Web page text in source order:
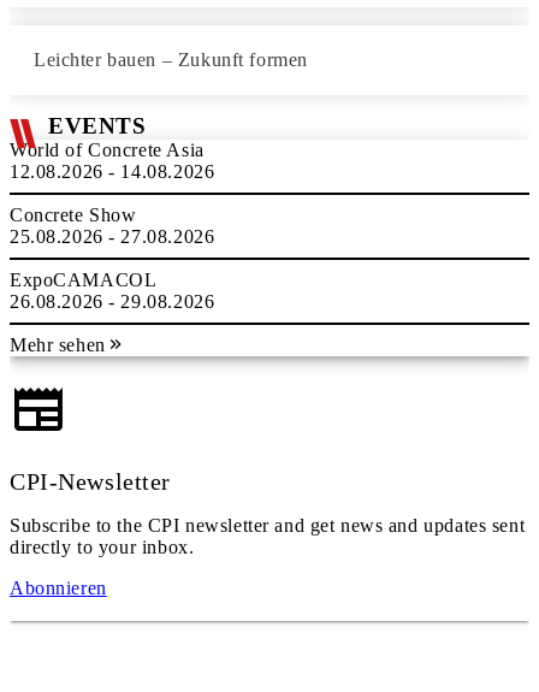
Leichter bauen – Zukunft formen
EVENTS
World of Concrete Asia
12.08.2026 - 14.08.2026
Concrete Show
25.08.2026 - 27.08.2026
ExpoCAMACOL
26.08.2026 - 29.08.2026
Mehr sehen
CPI-Newsletter
Subscribe to the CPI newsletter and get news and updates sent
directly to your inbox.
Abonnieren